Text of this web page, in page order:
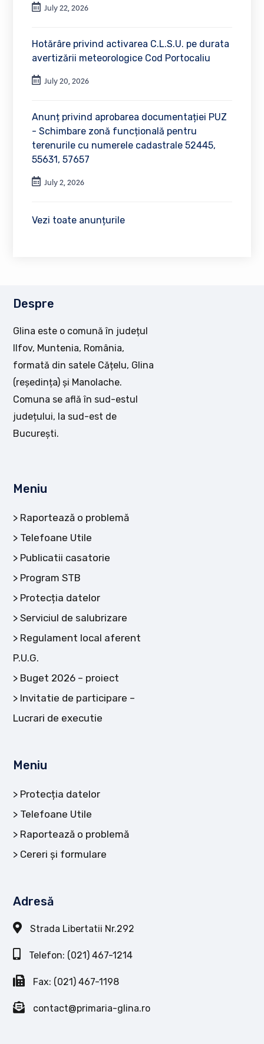
July 22, 2026
Hotărâre privind activarea C.L.S.U. pe durata
avertizării meteorologice Cod Portocaliu
July 20, 2026
Anunț privind aprobarea documentației PUZ
- Schimbare zonă funcțională pentru
terenurile cu numerele cadastrale 52445,
55631, 57657
July 2, 2026
Vezi toate anunțurile
Despre
Glina este o comună în județul
Ilfov, Muntenia, România,
formată din satele Cățelu, Glina
(reședința) și Manolache.
Comuna se află în sud-estul
județului, la sud-est de
București.
Meniu
Raportează o problemă
Telefoane Utile
Publicatii casatorie
Program STB
Protecția datelor
Serviciul de salubrizare
Regulament local aferent
P.U.G.
Buget 2026 – proiect
Invitatie de participare –
Lucrari de executie
Meniu
Protecția datelor
Telefoane Utile
Raportează o problemă
Cereri și formulare
Adresă
Strada Libertatii Nr.292
Telefon: (021) 467-1214
Fax: (021) 467-1198
contact@primaria-glina.ro